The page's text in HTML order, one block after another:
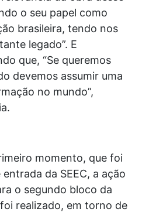
o seu papel como
brasileira, tendo nos
legado”. E
que, “Se queremos
devemos assumir uma
no mundo”,
momento, que foi
da SEEC, a ação
o segundo bloco da
realizado, em torno de